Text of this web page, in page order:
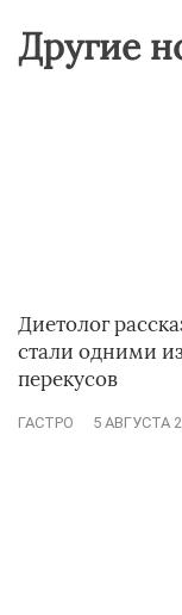
Другие
Диетолог
стали одними
перекусов
ГАСТРО 5 АВГУСТА